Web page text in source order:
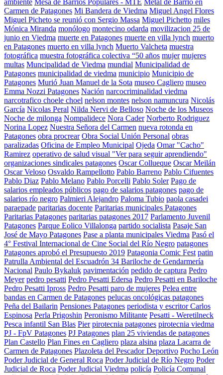
Carmen de Patagones Mi Bandera de Viedma Miguel Angel Flores
Miguel Picheto se reunió con Sergio Massa Miguel Pichetto miles
Mónica Miranda monólogo montecino odarda movilizacion 25 de
junio en Viedma muerte en Patagones muerte en villa lynch muerto
en Patagones muerto en villa lynch Muerto Valcheta muestra
fotográfica muestra fotográfica colectiva “50 años mujer mujeres
multas Muncipalidad de Viedma mundial Municipalidad de
Patagones municipalidad de viedma municipio Municipio de
Patagones Murió Juan Manuel de la Sota museo Cagliero museo
Emma Nozzi Patagones Nación narcocriminalidad viedma
narcotrafico choele choel nelson montes nelson namuncura Nicolás
García Nicolas Peral Nilda Nervi de Belloso Noche de los Museos
Noche de milonga Nompalidece Nora Cader Norberto Rodriguez
Norina Lopez Nuestra Señora del Carmen nueva rotonda en
Patagones obra procrear Obra Social Unión Personal obras
paralizadas Oficina de Empleo Municipal Ojeda Omar "Cacho"
Ramirez operativo de salud visual "Ver para seguir aprendiendo"
organizaciones sindicales patagones Oscar Collueque Oscar Meilán
Oscar Veloso Osvaldo Rampellotto Pablo Barreno Pablo Cifuentes
Pablo Diaz Pablo Melano Pablo Porcelli Pablo Soler Pago de
salarios empleados públicos pago de salarios patagones pago de
salarios río negro Palmieri Alejandro Paloma Tubio paola casadei
paraepade paritarias docente Paritarias municipales Patagones
Paritarias Patagones paritarias patagones 2017 Parlamento Juvenil
Patagones Parque Eolico Villalonga partido socialista Pasaje San
José de Mayo Patagones Pase a planta municipales Viedma Pasó el
4° Festival Internacional de Cine Social del Río Negro patagones
Patagones aprobó el Presupuesto 2019 Patagonia Comic Fest patin
Patrulla Ambiental del Escuadrón 34 Bariloche de Gendarmería
Nacional Paulo Bykaluk pavimentación pedido de captura Pedro
Meyer pedro pesatti Pedro Pesatti Edersa Pedro Pesatti en Bariloche
Pedro Pesatti Ipross Pedro Pesatti paro de mujeres Pelea entre
bandas en Carmen de Patagones pelucas oncológicas patagones
Peña del Bailarin Pensiones Patagones periodista y escritor Carlos
Espinosa Perla Prigoshin Peronismo Militante Pesatti - Weretilneck
Pesca infantil San Blas Pier pirotecnia patagones pirotecnia viedma
PJ - FpV Patagones PJ Patagones plan 25 viviendas de patagones
Plan Castello Plan Fines en Cagliero plaza alsina plaza Lacarra de
Carmen de Patagones Plazoleta del Pescador Deportivo Pocho León
Poder Judicial de General Roca Poder Judicial de Río Negro Poder
Judicial de Roca Poder Judicial Viedma policía Policía Comunal